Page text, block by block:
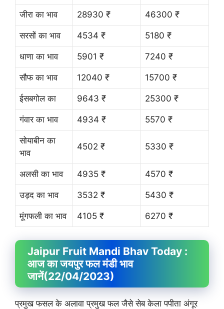
जीरा का भाव 28930 ₹ 46300 ₹
सरसों का भाव 4534 ₹ 5180 ₹
धाणा का भाव 5901 ₹ 7240 ₹
सौफ का भाव 12040 ₹ 15700 ₹
ईसबगोल का 9643 ₹ 25300 ₹
गंवार का भाव 4934 ₹ 5570 ₹
सोयाबीन का
भाव
4502 ₹ 5330 ₹
अलसी का भाव 4935 ₹ 4570 ₹
उड़द का भाव 3532 ₹ 5430 ₹
मूंगफली का भाव 4105 ₹ 6270 ₹
Jaipur Fruit Mandi Bhav Today :
आज का जयपुर फल मंडी भाव
जानें(22/04/2023)
प्रमुख फसल के अलावा प्रमुख फल जैसे सेब केला पपीता अंगूर